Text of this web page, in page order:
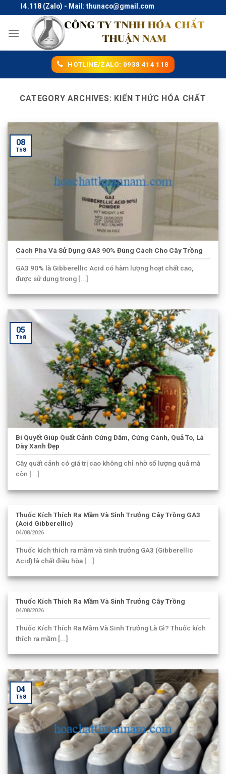
to
content
- Mail: thunaco@gmail.com
HOTLINE/ZALO: 0938 414 118
CATEGORY ARCHIVES: KIẾN THỨC HÓA CHẤT
Cách Pha Và Sử Dụng GA3 90% Đúng Cách Cho Cây Trồng
GA3 90% là Gibberellic Acid có hàm lượng hoạt chất cao,
được sử dụng trong [...]
08
Th8
Bí Quyết Giúp Quất Cảnh Cứng Dăm, Cứng Cành, Quả To, Lá
Dày Xanh Đẹp
Cây quất cảnh có giá trị cao không chỉ nhờ số lượng quả mà
còn [...]
05
Th8
Thuốc Kích Thích Ra Mầm Và Sinh Trưởng Cây Trồng GA3
(Acid Gibberellic)
04/08/2026
Thuốc kích thích ra mầm và sinh trưởng GA3 (Gibberellic
Acid) là chất điều hòa [...]
Thuốc Kích Thích Ra Mầm Và Sinh Trưởng Cây Trồng
04/08/2026
Thuốc Kích Thích Ra Mầm Và Sinh Trưởng Là Gì? Thuốc kích
thích ra mầm [...]
04
Th8